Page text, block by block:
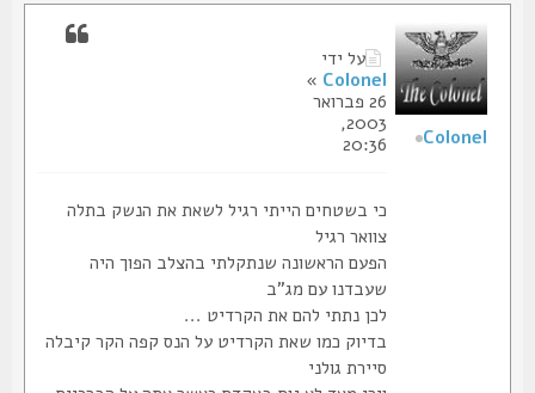
על ידי
Colonel
»
26 פברואר
2003,
20:36
כי בשטחים הייתי רגיל לשאת את הנשק בתלה
צוואר רגיל
הפעם הראשונה שנתקלתי בהצלב הפוך היה
שעבדנו עם מג"ב
לכן נתתי להם את הקרדיט ...
בדיוק כמו שאת הקרדיט על הנס קפה הקר קיבלה
סיירת גולני
Colonel